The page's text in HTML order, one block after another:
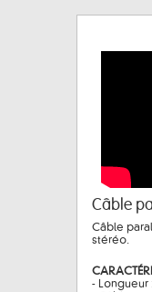
Câble
Câble
stéréo.
- Longueur